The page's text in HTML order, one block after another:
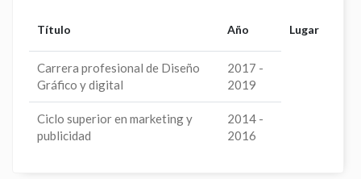
Título Año Lugar
Carrera profesional de Diseño
Gráfico y digital
2017 -
2019
Ciclo superior en marketing y
publicidad
2014 -
2016